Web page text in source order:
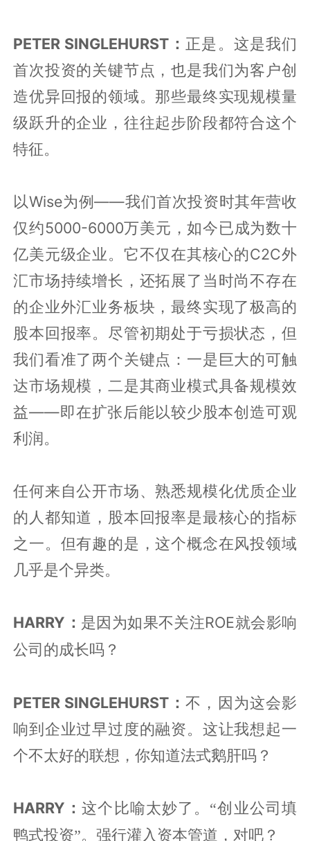
PETER SINGLEHURST： 正是。这是我们
首次投资的关键节点，也是我们为客户创
造优异回报的领域。那些最终实现规模量
级跃升的企业，往往起步阶段都符合这个
特征。
以Wise为例——我们首次投资时其年营收
仅约5000-6000万美元，如今已成为数十
亿美元级企业。它不仅在其核心的C2C外
汇市场持续增长，还拓展了当时尚不存在
的企业外汇业务板块，最终实现了极高的
股本回报率。尽管初期处于亏损状态，但
我们看准了两个关键点：一是巨大的可触
达市场规模，二是其商业模式具备规模效
益——即在扩张后能以较少股本创造可观
利润。
任何来自公开市场、熟悉规模化优质企业
的人都知道，股本回报率是最核心的指标
之一。但有趣的是，这个概念在风投领域
几乎是个异类。
HARRY： 是因为如果不关注ROE就会影响
公司的成长吗？
PETER SINGLEHURST：不，因为这会影
响到企业过早过度的融资。这让我想起一
个不太好的联想，你知道法式鹅肝吗 ？
HARRY：这个比喻太妙了。“创业公司填
鸭式投资”。强行灌入资本管道，对吧？